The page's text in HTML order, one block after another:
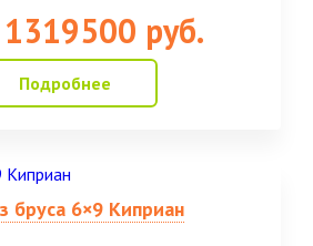
1319500 руб.
Подробнее
бруса 6×9 Киприан